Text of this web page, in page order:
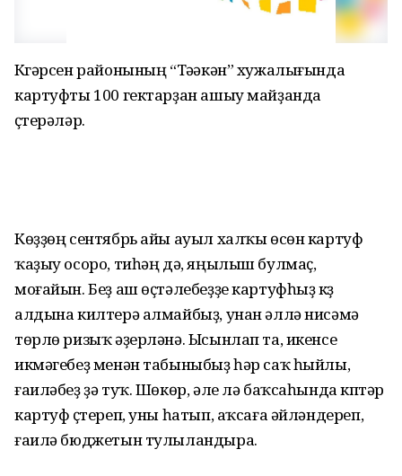
Күгәрсен районының “Тәүәкән” хужалығында
картуфты 100 гектарҙан ашыу майҙанда
үҫтерәләр.
Көҙҙөң сентябрь айы ауыл халҡы өсөн картуф
ҡаҙыу осоро, тиһәң дә, яңылыш булмаҫ,
моғайын. Беҙ аш өҫтәлебеҙҙе картуфһыҙ күҙ
алдына килтерә алмайбыҙ, унан әллә нисәмә
төрлө ризыҡ әҙерләнә. Ысынлап та, икенсе
икмәгебеҙ менән табыныбыҙ һәр саҡ һыйлы,
ғаиләбеҙ ҙә туҡ. Шөкөр, әле лә баҡсаһында күптәр
картуф үҫтереп, уны һатып, аҡсаға әйләндереп,
ғаилә бюджетын тулыландыра.